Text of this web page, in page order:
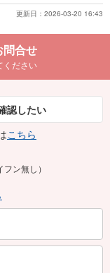
更新日： 2026-03-20 16:43
問合せ
ください
認したい
こちら
フン無し）